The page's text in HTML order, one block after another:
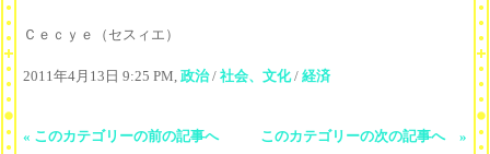
Ｃｅｃｙｅ（セスィエ）
2011年4月13日 9:25 PM, 政治/ 社会、文化/ 経済
« このカテゴリーの前の記事へ このカテゴリーの次の記事へ »